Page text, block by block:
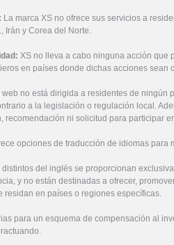
La marca XS no ofrece sus servicios a
Irán y Corea del Norte.
XS no lleva a cabo ninguna acción que
en países donde dichas acciones sean
no está dirigida a residentes de ningún
a la legislación o regulación local.
recomendación ni solicitud para participar
opciones de traducción de idiomas para
del inglés se proporcionan
y no están destinadas a ofrecer,
en países o regiones específicas.
para un esquema de compensación al